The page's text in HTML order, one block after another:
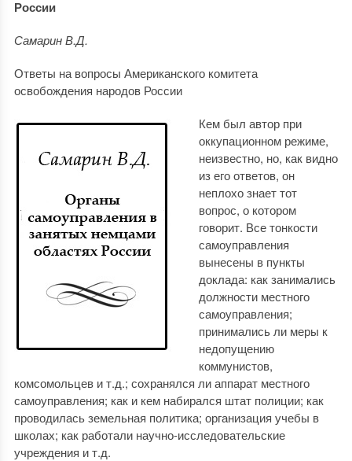
России
Самарин В.Д.
Ответы на вопросы Американского комитета
освобождения народов России
Кем был автор при
оккупационном режиме,
неизвестно, но, как видно
из его ответов, он
неплохо знает тот
вопрос, о котором
говорит. Все тонкости
самоуправления
вынесены в пункты
доклада: как занимались
должности местного
самоуправления;
принимались ли меры к
недопущению
коммунистов,
комсомольцев и т.д.; сохранялся ли аппарат местного
самоуправления; как и кем набирался штат полиции; как
проводилась земельная политика; организация учебы в
школах; как работали научно-исследовательские
учреждения и т.д.